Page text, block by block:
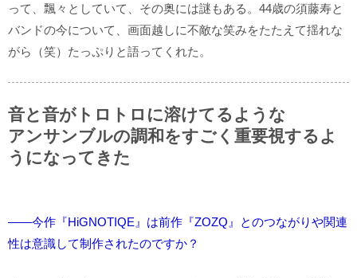
って、飄々としていて、その奥には謎もある。44歳の須藤寿と
バンドの今について、画面越しに不敵な笑みをたたえて揺れな
がら（笑）たっぷりと語ってくれた。
音と音がトロトロに溶けてるような
アンサンブルの調和をすごく重要視するよ
うになってきた
――今作『HiGNOTIQE』は前作『ZOZQ』とのつながりや関連
性は意識して制作されたのですか？